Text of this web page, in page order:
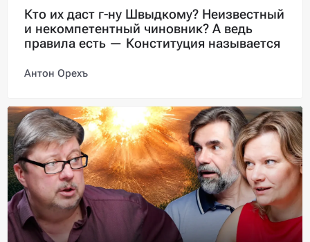
Кто их даст г-ну Швыдкому? Неизвестный
и некомпетентный чиновник? А ведь
правила есть — Конституция называется
Антон Орехъ